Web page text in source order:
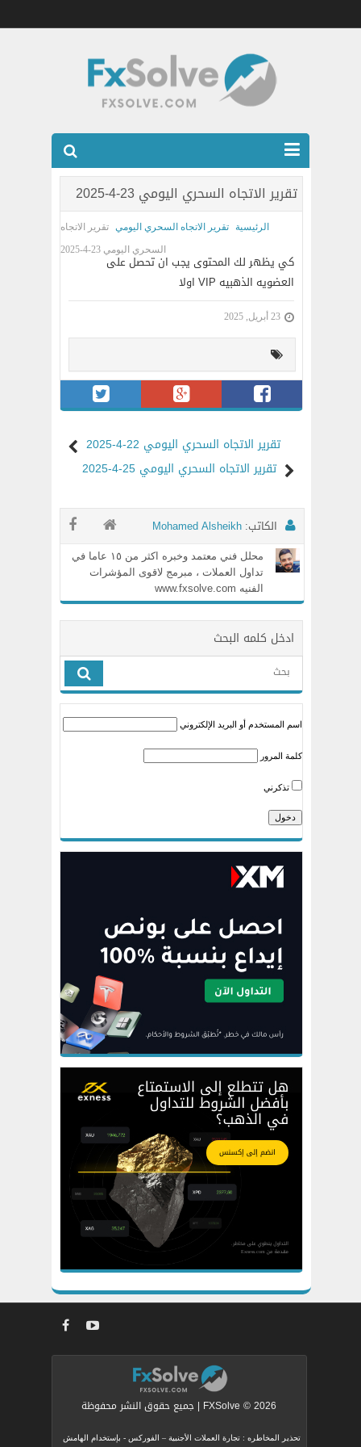
شركات الفوركس المرخصه
العضويه الذهبيه VIP
اتصل بنا
تقرير الاتجاه السحري اليومي 23-4-2025
الرئيسية تقرير الاتجاه السحري اليومي تقرير الاتجاه
السحري اليومي 23-4-2025
كي يظهر لك المحتوى يجب ان تحصل على
العضويه الذهبيه VIP اولا
23 أبريل, 2025
تقرير الاتجاه السحري اليومي 22-4-2025
تقرير الاتجاه السحري اليومي 25-4-2025
الكاتب: Mohamed Alsheikh
محلل فني معتمد وخبره اكثر من ١٥ عاما في
تداول العملات ، مبرمج لاقوى المؤشرات
الفنيه www.fxsolve.com
ادخل كلمه البحث
اسم المستخدم أو البريد الإلكتروني
كلمة المرور
تذكرني
FXSolve © 2026 | جميع حقوق النشر محفوظة
تحذير المخاطره : تجارة العملات الأجنبية – الفوركس - بإستخدام الهامش